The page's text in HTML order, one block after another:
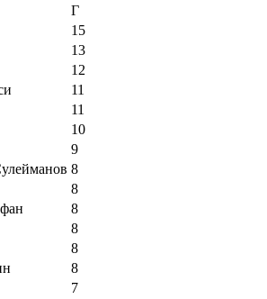
Г
15
13
12
11
11
10
9
8
8
8
8
8
8
7